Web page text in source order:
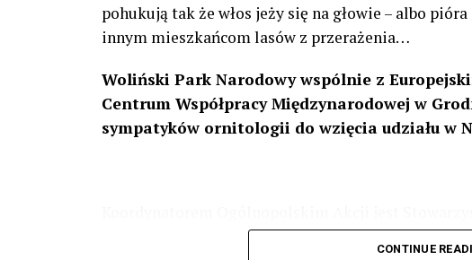
pohukują tak że włos jeży się na głowie – albo
innym mieszkańcom lasów z przerażenia…
Woliński Park Narodowy wspólnie z
Centrum Współpracy Międzynarodowej w
sympatyków ornitologii do wzięcia udziału w
odbędzie się w dniach24 i 25 lutego 2023 r. wg
CONTINUE